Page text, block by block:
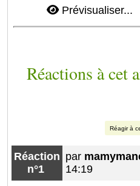
Prévisualiser...
Réactions à cet
Réagir à
Réaction
n°1
par
14:19